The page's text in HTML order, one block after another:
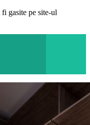
gasite pe site-ul